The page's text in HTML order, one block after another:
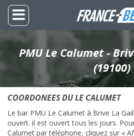
PMU Le Calumet -
(19100)
COORDONEES DU LE CALUMET
Le bar PMU Le Calumet à Brive La
ouvert. il est ouvert tous les jours.
Calumet par téléphone, cliquez sur «